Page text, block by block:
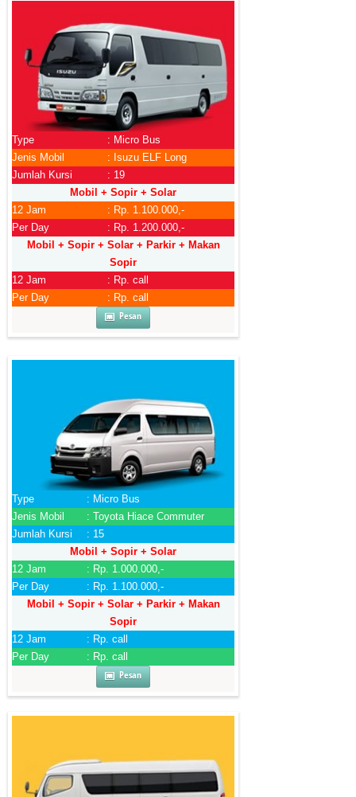
Type
: Micro Bus
Jenis Mobil
: Isuzu ELF Long
Jumlah Kursi
: 19
Mobil + Sopir + Solar
12 Jam
: Rp. 1.100.000,-
Per Day
: Rp. 1.200.000,-
Mobil + Sopir + Solar + Parkir + Makan
Sopir
12 Jam
: Rp. call
Per Day
: Rp. call
Pesan
Type
: Micro Bus
Jenis Mobil
: Toyota Hiace Commuter
Jumlah Kursi
: 15
Mobil + Sopir + Solar
12 Jam
: Rp. 1.000.000,-
Per Day
: Rp. 1.100.000,-
Mobil + Sopir + Solar + Parkir + Makan
Sopir
12 Jam
: Rp. call
Per Day
: Rp. call
Pesan